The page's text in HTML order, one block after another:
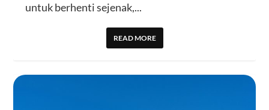
untuk berhenti sejenak,...
READ MORE